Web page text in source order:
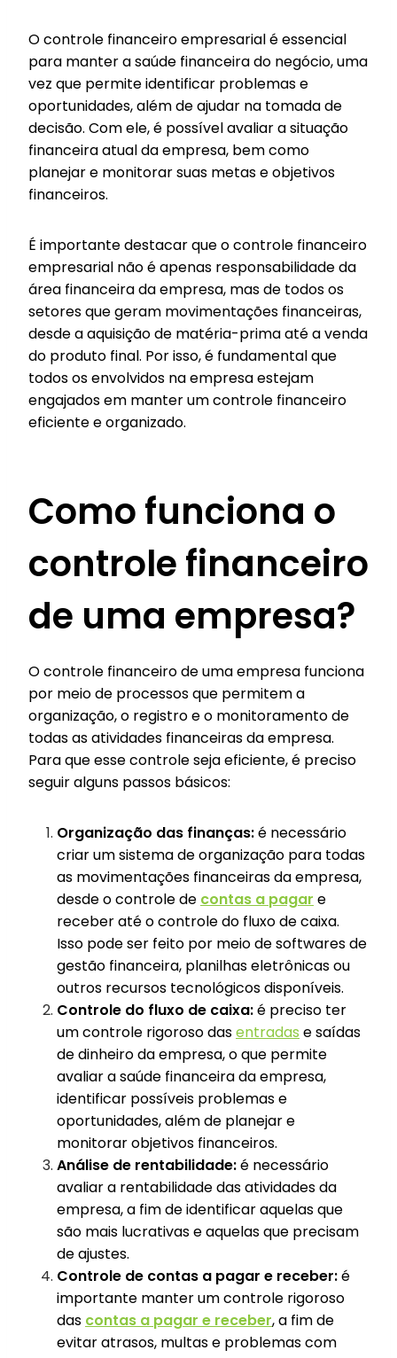
O controle financeiro empresarial é essencial
para manter a saúde financeira do negócio, uma
vez que permite identificar problemas e
oportunidades, além de ajudar na tomada de
decisão. Com ele, é possível avaliar a situação
financeira atual da empresa, bem como
planejar e monitorar suas metas e objetivos
financeiros.
É importante destacar que o controle financeiro
empresarial não é apenas responsabilidade da
área financeira da empresa, mas de todos os
setores que geram movimentações financeiras,
desde a aquisição de matéria-prima até a venda
do produto final. Por isso, é fundamental que
todos os envolvidos na empresa estejam
engajados em manter um controle financeiro
eficiente e organizado.
Como funciona o
controle financeiro
de uma empresa?
O controle financeiro de uma empresa funciona
por meio de processos que permitem a
organização, o registro e o monitoramento de
todas as atividades financeiras da empresa.
Para que esse controle seja eficiente, é preciso
seguir alguns passos básicos:
Organização das finanças:é necessário
criar um sistema de organização para todas
as movimentações financeiras da empresa,
desde o controle de contas a pagar e
receber até o controle do fluxo de caixa.
Isso pode ser feito por meio de softwares de
gestão financeira, planilhas eletrônicas ou
outros recursos tecnológicos disponíveis.
Controle do fluxo de caixa:é preciso ter
um controle rigoroso dasentradas e saídas
de dinheiro da empresa, o que permite
avaliar a saúde financeira da empresa,
identificar possíveis problemas e
oportunidades, além de planejar e
monitorar objetivos financeiros.
Análise de rentabilidade:é necessário
avaliar a rentabilidade das atividades da
empresa, a fim de identificar aquelas que
são mais lucrativas e aquelas que precisam
de ajustes.
Controle de contas a pagar e receber:é
importante manter um controle rigoroso
das contas a pagar e receber, a fim de
evitar atrasos, multas e problemas com